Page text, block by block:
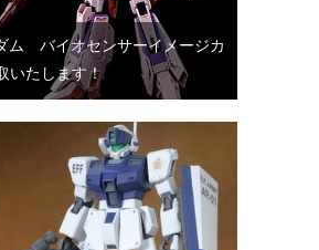
ム バイオセンサーイメージカ
いたします！